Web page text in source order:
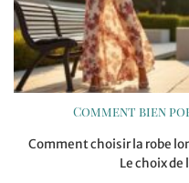
Comment bien
Comment choisir la robe
Le choix de